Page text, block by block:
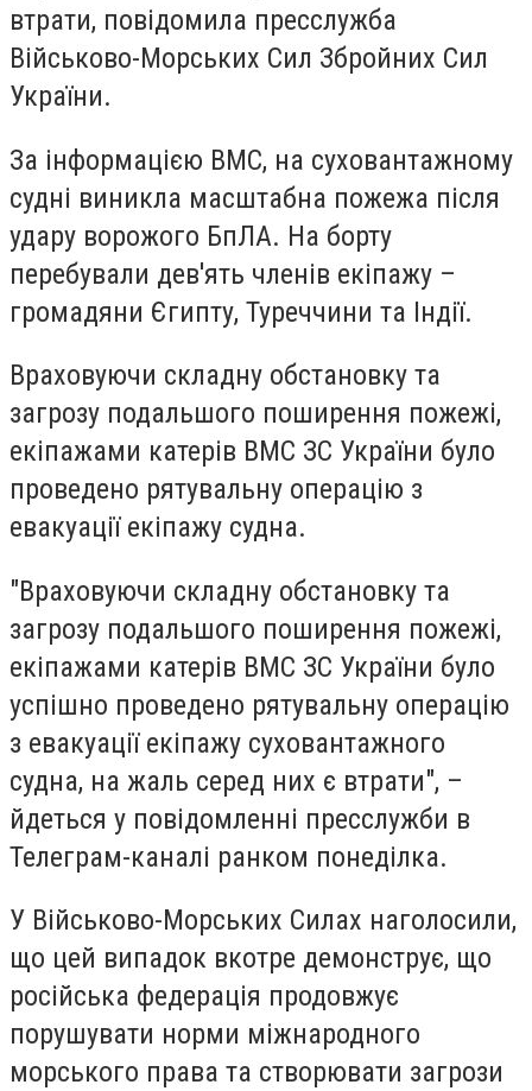
втрати, повідомила пресслужба
Військово-Морських Сил Збройних Сил
України.
За інформацією ВМС, на суховантажному
судні виникла масштабна пожежа після
удару ворожого БпЛА. На борту
перебували дев'ять членів екіпажу –
громадяни Єгипту, Туреччини та Індії.
Враховуючи складну обстановку та
загрозу подальшого поширення пожежі,
екіпажами катерів ВМС ЗС України було
проведено рятувальну операцію з
евакуації екіпажу судна.
"Враховуючи складну обстановку та
загрозу подальшого поширення пожежі,
екіпажами катерів ВМС ЗС України було
успішно проведено рятувальну операцію
з евакуації екіпажу суховантажного
судна, на жаль серед них є втрати", –
йдеться у повідомленні пресслужби в
Телеграм-каналі ранком понеділка.
У Військово-Морських Силах наголосили,
що цей випадок вкотре демонструє, що
російська федерація продовжує
порушувати норми міжнародного
морського права та створювати загрози